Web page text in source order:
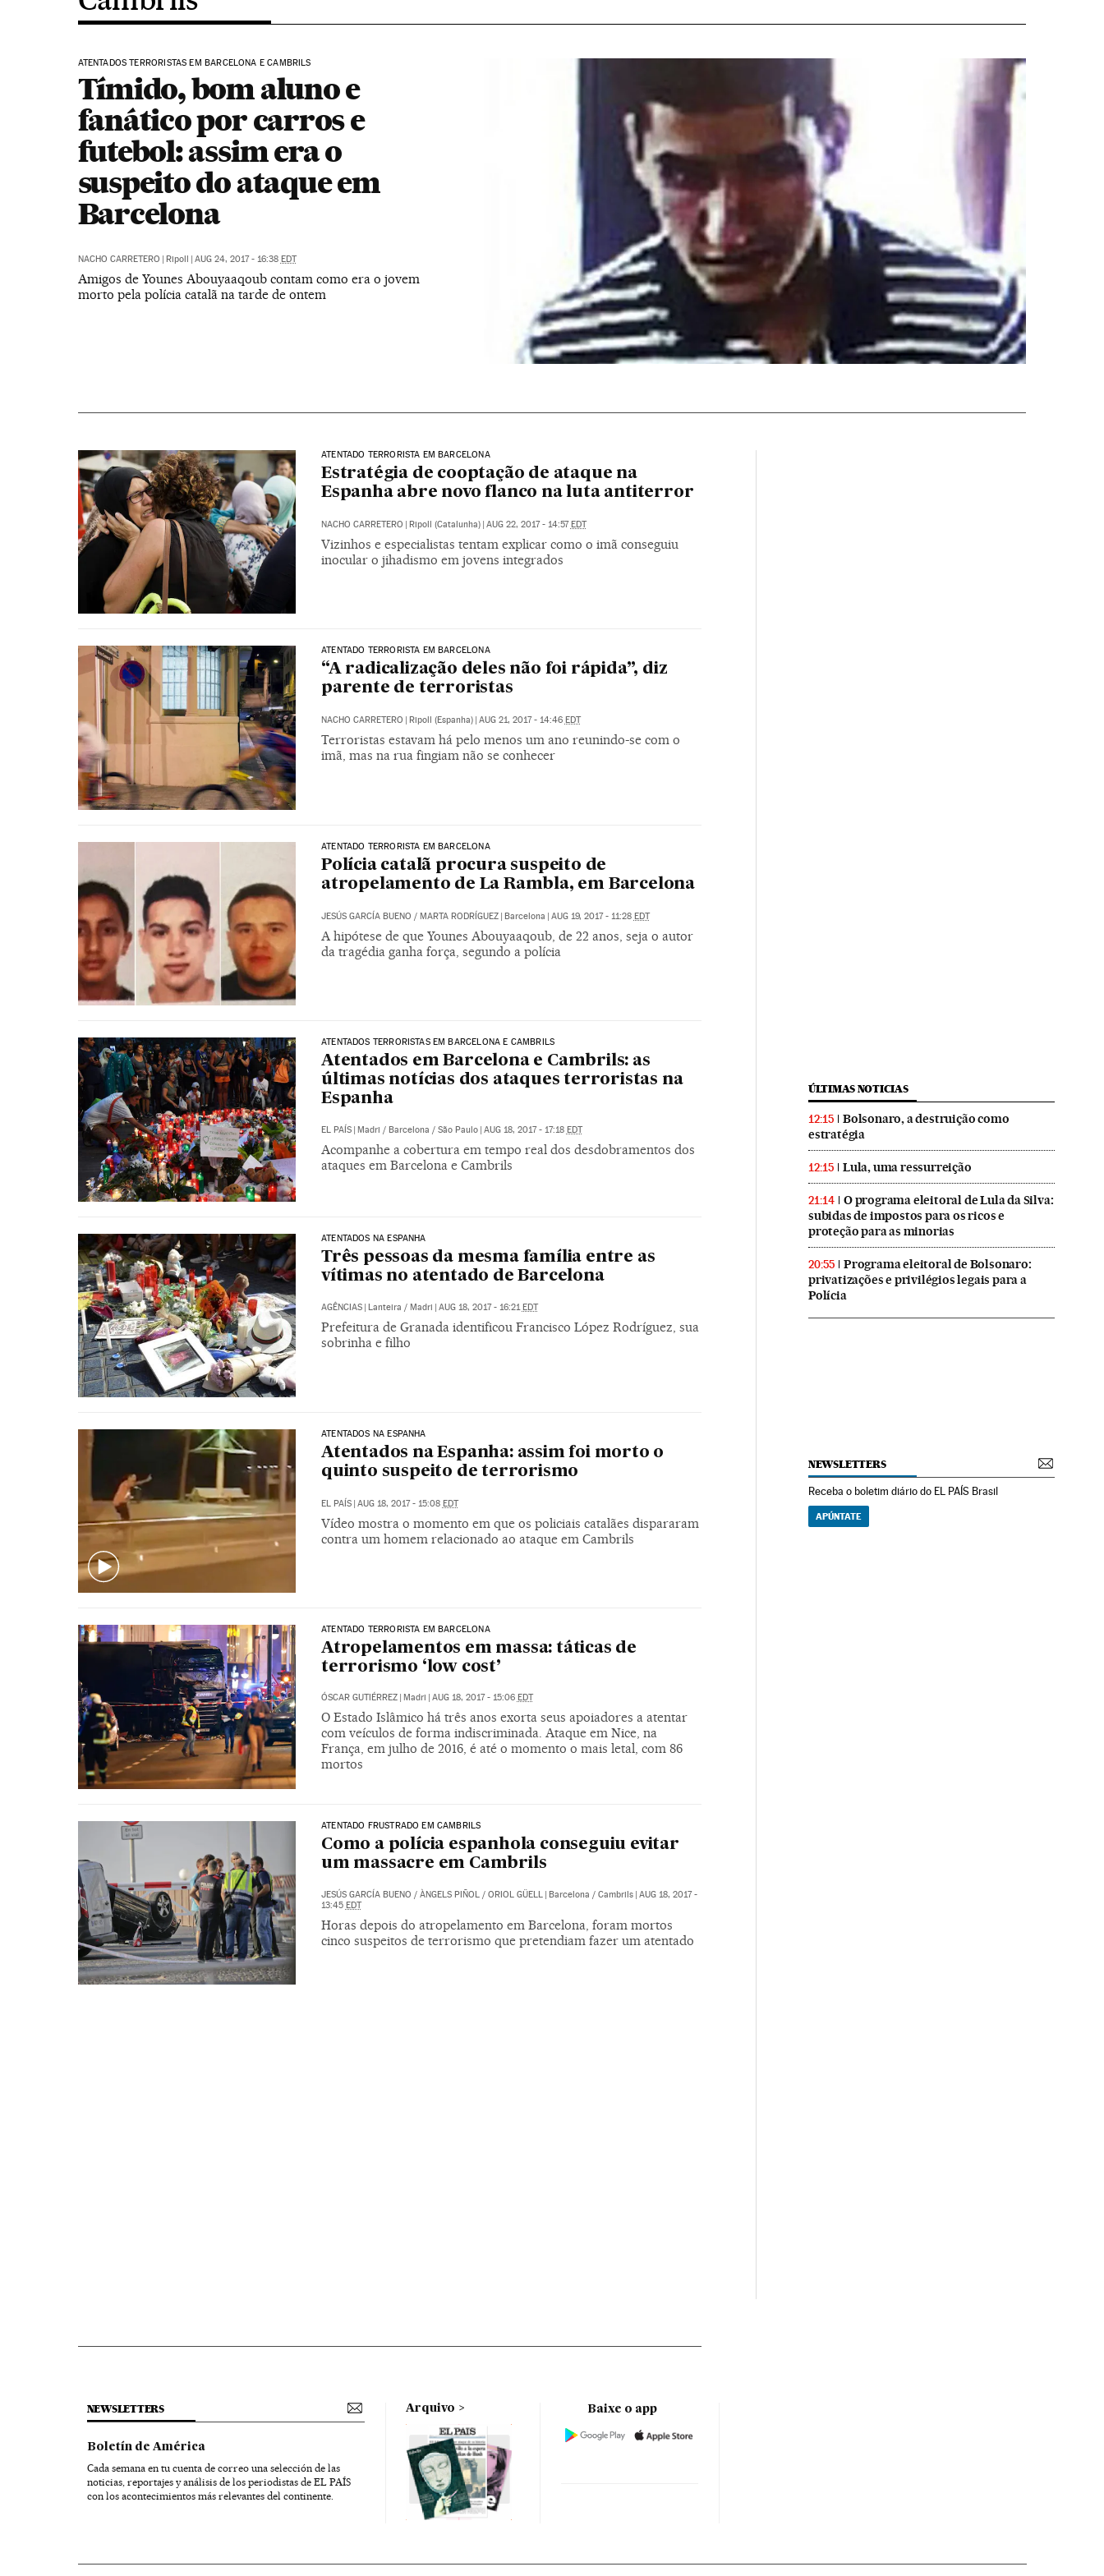
ATENTADOS TERRORISTAS EM BARCELONA E CAMBRILS
Tímido, bom aluno e
fanático por carros e
futebol: assim era o
suspeito do ataque em
Barcelona
NACHO CARRETERO | Ripoll | AUG 24, 2017 - 16:38 EDT
Amigos de Younes Abouyaaqoub contam como era o jovem
morto pela polícia catalã na tarde de ontem
ATENTADO TERRORISTA EM BARCELONA
Estratégia de cooptação de ataque na
Espanha abre novo flanco na luta antiterror
NACHO CARRETERO | Ripoll (Catalunha) | AUG 22, 2017 - 14:57EDT
Vizinhos e especialistas tentam explicar como o imã conseguiu
inocular o jihadismo em jovens integrados
ATENTADO TERRORISTA EM BARCELONA
“A radicalização deles não foi rápida”, diz
parente de terroristas
NACHO CARRETERO Ripoll (Espanha) AUG 21, 2017 - 14:46 EDT
Terroristas estavam há pelo menos um ano reunindo-se com o
imã, mas na rua fingiam não se conhecer
ATENTADO TERRORISTA EM BARCELONA
Polícia catalã procura suspeito de
atropelamento de La Rambla, em Barcelona
JESÚS GARCÍA BUENO / MARTA RODRÍGUEZ | Barcelona | AUG 19, 2017 - 11:28 EDT
A hipótese de que Younes Abouyaaqoub, de 22 anos, seja o autor
da tragédia ganha força, segundo a polícia
ATENTADOS TERRORISTAS EM BARCELONA E CAMBRILS
Atentados em Barcelona e Cambrils: as
últimas notícias dos ataques terroristas na
Espanha
EL PAÍS | Madri / Barcelona / São Paulo | AUG 18, 2017 - 17:18 EDT
Acompanhe a cobertura em tempo real dos desdobramentos dos
ataques em Barcelona e Cambrils
ATENTADOS NA ESPANHA
Três pessoas da mesma família entre as
vítimas no atentado de Barcelona
AGÊNCIAS Lanteira / Madri AUG 18, 2017 - 16:21 EDT
Prefeitura de Granada identificou Francisco López Rodríguez, sua
sobrinha e filho
ATENTADOS NA ESPANHA
Atentados na Espanha: assim foi morto o
quinto suspeito de terrorismo
EL PAÍS | AUG 18, 2017 - 15:08 EDT
Vídeo mostra o momento em que os policiais catalães dispararam
contra um homem relacionado ao ataque em Cambrils
ATENTADO TERRORISTA EM BARCELONA
Atropelamentos em massa: táticas de
terrorismo ‘low cost’
ÓSCAR GUTIÉRREZ Madri AUG 18, 2017 - 15:06 EDT
O Estado Islâmico há três anos exorta seus apoiadores a atentar
com veículos de forma indiscriminada. Ataque em Nice, na
França, em julho de 2016, é até o momento o mais letal, com 86
mortos
ATENTADO FRUSTRADO EM CAMBRILS
Como a polícia espanhola conseguiu evitar
um massacre em Cambrils
JESÚS GARCÍA BUENO / ÀNGELS PIÑOL/ ORIOL GÜELL | Barcelona / Cambrils | AUG 18, 2017 -
13:45 EDT
Horas depois do atropelamento em Barcelona, foram mortos
cinco suspeitos de terrorismo que pretendiam fazer um atentado
ÚLTIMAS NOTICIAS
12:15
Bolsonaro, a destruição como
estratégia
12:15 Lula, uma ressurreição
21:14
O programa eleitoral de Lula da Silva:
subidas de impostos para os ricos e
proteção para as minorias
20:55
Programa eleitoral de Bolsonaro:
privatizações e privilégios legais para a
Polícia
NEWSLETTERS
Receba o boletim diário do EL PAÍS Brasil
APÚNTATE
NEWSLETTERS
Boletín de América
Cada semana en tu cuenta de correo una selección de las
noticias, reportajes y análisis de los periodistas de EL PAÍS
con los acontecimientos más relevantes del continente.
Arquivo Baixe o app